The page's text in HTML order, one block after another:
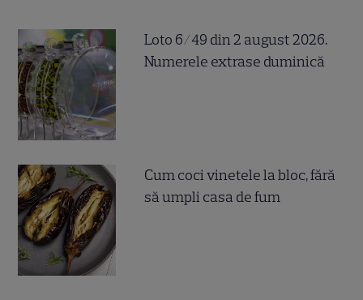
Loto 6/49 din 2 august 2026.
Numerele extrase duminică
Cum coci vinetele la bloc, fără
să umpli casa de fum